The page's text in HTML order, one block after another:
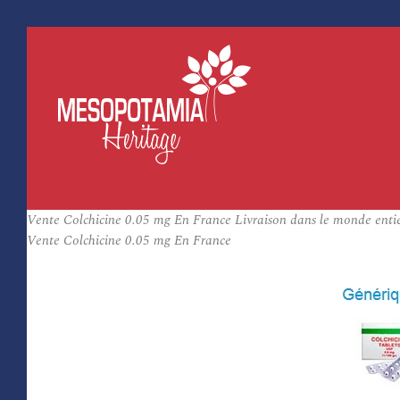
Vente Colchicine 0.05 mg En France Livraison dans le monde
Vente Colchicine 0.05 mg En France